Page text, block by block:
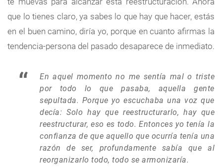
que lo tienes claro, ya sabes lo que hay que hacer, estás
en el buen camino, diría yo, porque en cuanto afirmas la
tendencia-persona del pasado desaparece de inmediato.
En aquel momento no me sentía mal o triste
por todo lo que pasaba, aquella gente
sepultada. Porque yo escuchaba una voz que
decía: Solo hay que reestructurarlo, hay que
reestructurar, eso es todo. Entonces yo tenía la
confianza de que aquello que ocurría tenía una
razón de ser, profundamente sabía que al
reorganizarlo todo, todo se armonizaría.